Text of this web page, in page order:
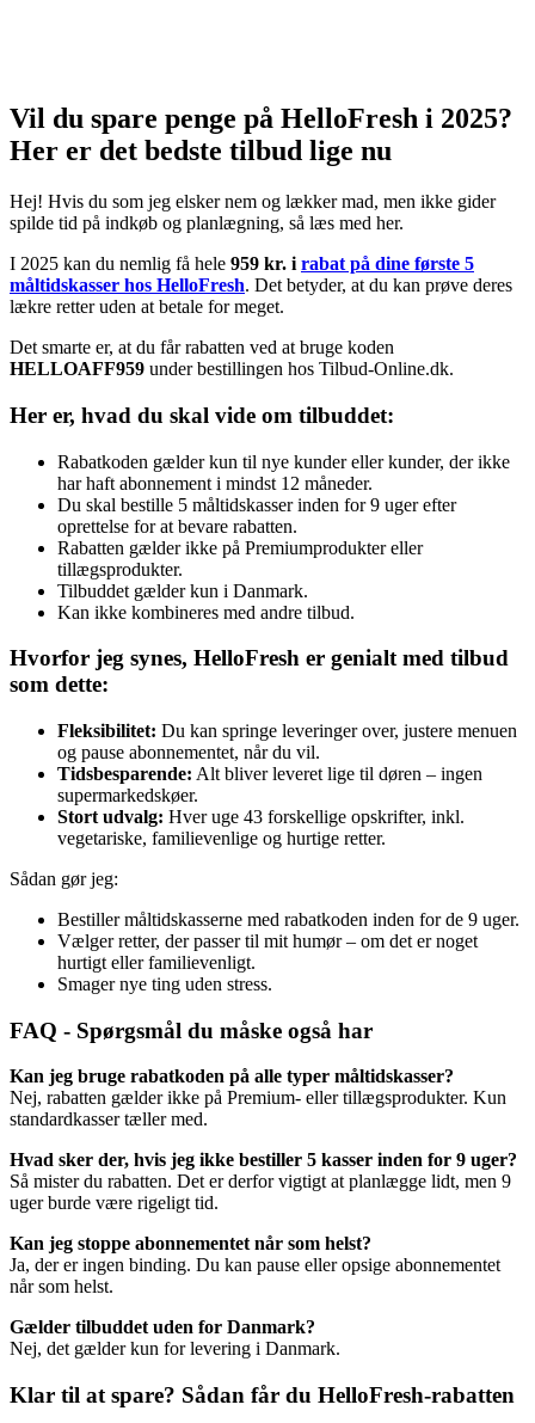
Vil du spare penge på HelloFresh i 2025?
Her er det bedste tilbud lige nu
Hej! Hvis du som jeg elsker nem og lækker mad, men ikke gider
spilde tid på indkøb og planlægning, så læs med her.
I 2025 kan du nemlig få hele 959 kr. i rabat på dine første 5
måltidskasser hos HelloFresh. Det betyder, at du kan prøve deres
lækre retter uden at betale for meget.
Det smarte er, at du får rabatten ved at bruge koden
HELLOAFF959 under bestillingen hos Tilbud-Online.dk.
Her er, hvad du skal vide om tilbuddet:
Rabatkoden gælder kun til nye kunder eller kunder, der ikke
har haft abonnement i mindst 12 måneder.
Du skal bestille 5 måltidskasser inden for 9 uger efter
oprettelse for at bevare rabatten.
Rabatten gælder ikke på Premiumprodukter eller
tillægsprodukter.
Tilbuddet gælder kun i Danmark.
Kan ikke kombineres med andre tilbud.
Hvorfor jeg synes, HelloFresh er genialt med tilbud
som dette:
Fleksibilitet: Du kan springe leveringer over, justere menuen
og pause abonnementet, når du vil.
Tidsbesparende: Alt bliver leveret lige til døren – ingen
supermarkedskøer.
Stort udvalg: Hver uge 43 forskellige opskrifter, inkl.
vegetariske, familievenlige og hurtige retter.
Sådan gør jeg:
Bestiller måltidskasserne med rabatkoden inden for de 9 uger.
Vælger retter, der passer til mit humør – om det er noget
hurtigt eller familievenligt.
Smager nye ting uden stress.
FAQ - Spørgsmål du måske også har
Kan jeg bruge rabatkoden på alle typer måltidskasser?
Nej, rabatten gælder ikke på Premium- eller tillægsprodukter. Kun
standardkasser tæller med.
Hvad sker der, hvis jeg ikke bestiller 5 kasser inden for 9 uger?
Så mister du rabatten. Det er derfor vigtigt at planlægge lidt, men 9
uger burde være rigeligt tid.
Kan jeg stoppe abonnementet når som helst?
Ja, der er ingen binding. Du kan pause eller opsige abonnementet
når som helst.
Gælder tilbuddet uden for Danmark?
Nej, det gælder kun for levering i Danmark.
Klar til at spare? Sådan får du HelloFresh-rabatten